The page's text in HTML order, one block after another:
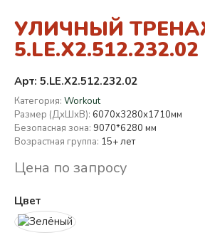
УЛИЧНЫЙ
5.LE.X2.512.232.02
Арт: 5.LE.X2.512.232.02
Категория: Workout
Размер (ДхШхВ): 6070х3280х1710мм
Безопасная зона: 9070*6280 мм
Возрастная группа: 15+ лет
Цена по запросу
Цвет